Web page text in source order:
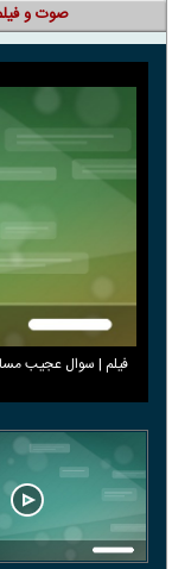
صوت و
فیلم | سوال عجیب